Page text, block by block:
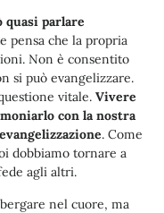
quasi parlare
pensa che la propria
Non è consentito
si può evangelizzare.
vitale. Vivere
con la nostra
. Come
dobbiamo tornare a
agli altri.
nel cuore, ma